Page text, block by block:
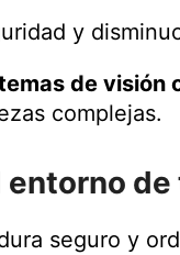
y
de visión
complejas.
seguro y